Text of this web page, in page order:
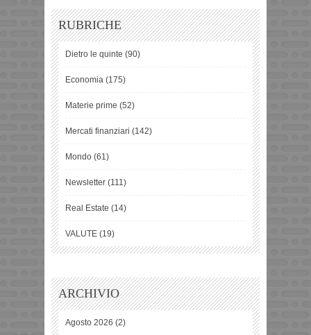
RUBRICHE
Dietro le quinte (90)
Economia (175)
Materie prime (52)
Mercati finanziari (142)
Mondo (61)
Newsletter (111)
Real Estate (14)
VALUTE (19)
ARCHIVIO
Agosto 2026 (2)